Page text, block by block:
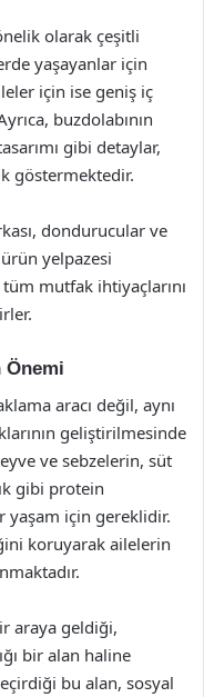
olarak çeşitli
yaşayanlar için
için ise geniş iç
buzdolabının
gibi detaylar,
göstermektedir.
dondurucular ve
yelpazesi
mutfak ihtiyaçlarını
Önemi
aracı değil, aynı
geliştirilmesinde
ve sebzelerin, süt
gibi protein
yaşam için gereklidir.
koruyarak ailelerin
araya geldiği,
bir alan haline
bu alan, sosyal